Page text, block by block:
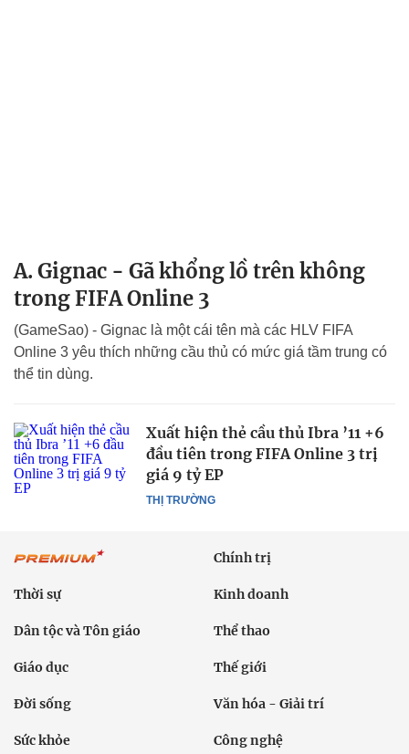
A. Gignac - Gã khổng lồ trên không
trong FIFA Online 3
(GameSao) - Gignac là một cái tên mà các HLV FIFA
Online 3 yêu thích những cầu thủ có mức giá tầm trung có
thể tin dùng.
THỊ TRƯỜNG
Xuất hiện thẻ cầu thủ Ibra ’11 +6
đầu tiên trong FIFA Online 3 trị
giá 9 tỷ EP
Chính trị
Thời sự Kinh doanh
Dân tộc và Tôn giáo Thể thao
Giáo dục Thế giới
Đời sống Văn hóa - Giải trí
Sức khỏe Công nghệ